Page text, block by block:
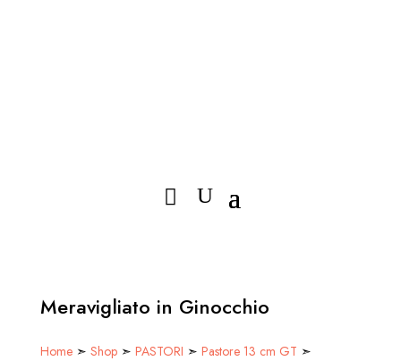
Meravigliato in Ginocchio
Home➣ Shop➣ PASTORI ➣ Pastore 13 cm GT ➣